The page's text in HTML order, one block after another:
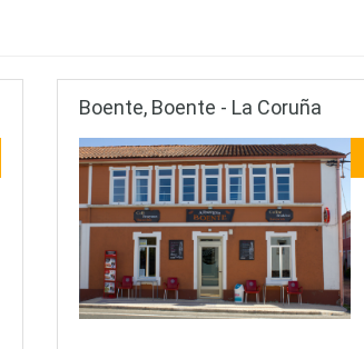
Boente, Boente - La Coruña